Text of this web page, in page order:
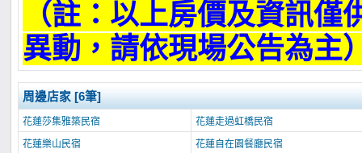
（註：以上房價及資訊僅
異動，請依現場公告為主
周邊店家 [6筆]
花蓮莎集雅築民宿
花蓮走過虹橋民宿
花蓮樂山民宿
花蓮自在園餐廳民宿